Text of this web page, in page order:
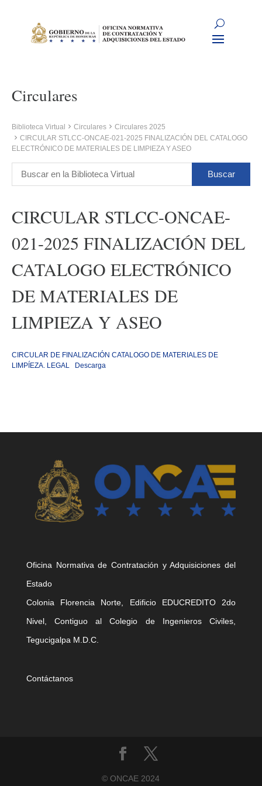
Circulares
Biblioteca Virtual Circulares
Circulares 2025
CIRCULAR STLCC-ONCAE-021-2025 FINALIZACIÓN DEL CATALOGO
ELECTRÓNICO DE MATERIALES DE LIMPIEZA Y ASEO
CIRCULAR STLCC-ONCAE-
021-2025 FINALIZACIÓN DEL
CATALOGO ELECTRÓNICO
DE MATERIALES DE
LIMPIEZA Y ASEO
CIRCULAR DE FINALIZACIÓN CATALOGO DE MATERIALES DE
LIMPÍEZA. LEGAL
Descarga
Oficina Normativa de Contratación y Adquisiciones del
Estado
Colonia Florencia Norte, Edificio EDUCREDITO 2do
Nivel, Contiguo al Colegio de Ingenieros Civiles,
Tegucigalpa M.D.C.
Contáctanos
©️ ONCAE 2024